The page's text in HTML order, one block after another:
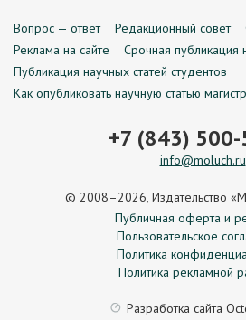
Вопрос — ответ Редакционный совет
Реклама на сайте
Срочная публикация
Публикация научных статей студентов
Как опубликовать научную статью
+7 (843) 500-
info@moluch.ru
© 2008–2026, Издательство
Публичная оферта и
Пользовательское
Политика
Политика рекламной
Разработка сайта